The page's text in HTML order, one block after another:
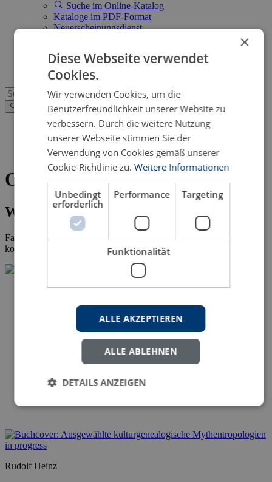
Suche im Online-Katalog
Kataloge im PDF-Format
Neuerscheinungsdienst
Shop
Verlagsprogramm >
Philosophie >
Literatur:Orestie
Orestie
Wissenschaftliche Fachliteratur
Falls bei Ihnen die Veröffentlichung derDissertationansteht,
kontaktieren Sie uns gern.
Rudolf Heinz
×
Diese Webseite verwendet
Cookies.
Wir verwenden Cookies, um die
Benutzerfreundlichkeit unserer Website zu
verbessern. Durch die weitere Nutzung
unserer Webseite stimmen Sie der
Verwendung von Cookies gemäß unserer
Cookie-Richtlinie zu. Weitere Informationen
Unbedingt
erforderlich
Performance Targeting
Funktionalität
ALLE AKZEPTIEREN
ALLE ABLEHNEN
DETAILS ANZEIGEN